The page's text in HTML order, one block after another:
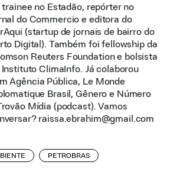
no Estadão, repórter no
do Commercio e editora do
(startup de jornais de bairro do
Digital). Também foi fellowship da
Reuters Foundation e bolsista
Instituto ClimaInfo. Já colaborou
Agência Pública, Le Monde
Brasil, Gênero e Número
Mídia (podcast). Vamos
raissa.ebrahim@gmail.com
PETROBRAS